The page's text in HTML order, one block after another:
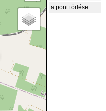
a pont törlése